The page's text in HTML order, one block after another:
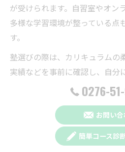
が受けられます。自習室やオン
多様な学習環境が整っている点
す。
塾選びの際は、カリキュラムの
実績などを事前に確認し、自分
見極めることが重要です。忙し
塾で長期的な学習計画を立て
受験対策を成功させるためには
0276-
お問い
簡単コース診